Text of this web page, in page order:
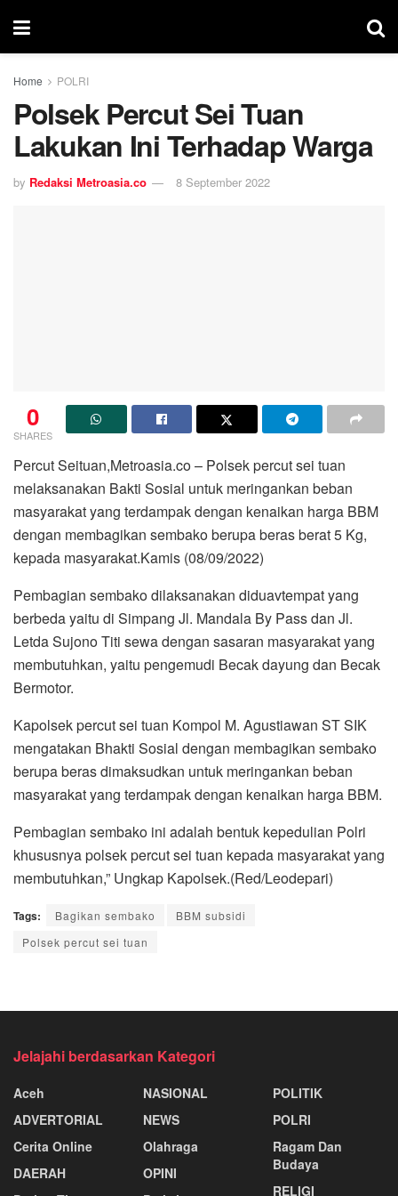
Home POLRI
Polsek Percut Sei Tuan
Lakukan Ini Terhadap Warga
by Redaksi Metroasia.co 8 September 2022
0
SHARES
Percut Seituan,Metroasia.co – Polsek percut sei tuan
melaksanakan Bakti Sosial untuk meringankan beban
masyarakat yang terdampak dengan kenaikan harga BBM
dengan membagikan sembako berupa beras berat 5 Kg,
kepada masyarakat.Kamis (08/09/2022)
Pembagian sembako dilaksanakan diduavtempat yang
berbeda yaitu di Simpang Jl. Mandala By Pass dan Jl.
Letda Sujono Titi sewa dengan sasaran masyarakat yang
membutuhkan, yaitu pengemudi Becak dayung dan Becak
Bermotor.
Kapolsek percut sei tuan Kompol M. Agustiawan ST SIK
mengatakan Bhakti Sosial dengan membagikan sembako
berupa beras dimaksudkan untuk meringankan beban
masyarakat yang terdampak dengan kenaikan harga BBM.
Pembagian sembako ini adalah bentuk kepedulian Polri
khususnya polsek percut sei tuan kepada masyarakat yang
membutuhkan,” Ungkap Kapolsek.(Red/Leodepari)
Tags: Bagikan sembako
BBM subsidi
Polsek percut sei tuan
Jelajahi berdasarkan Kategori
Aceh
ADVERTORIAL
Cerita Online
DAERAH
NASIONAL
NEWS
Olahraga
OPINI
POLITIK
POLRI
Ragam Dan
Budaya
RELIGI